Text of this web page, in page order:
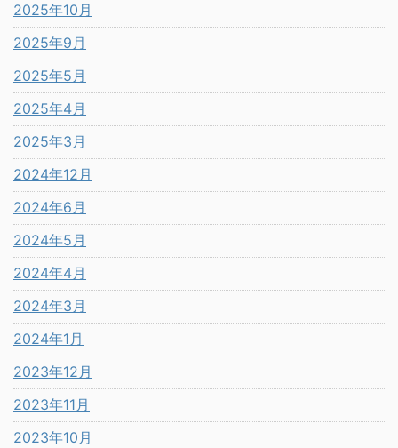
2025年10月
2025年9月
2025年5月
2025年4月
2025年3月
2024年12月
2024年6月
2024年5月
2024年4月
2024年3月
2024年1月
2023年12月
2023年11月
2023年10月